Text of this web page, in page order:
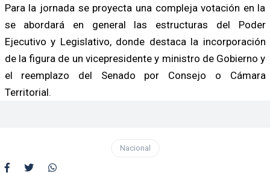
Para la jornada se proyecta una compleja votación en la
se abordará en general las estructuras del Poder
Ejecutivo y Legislativo, donde destaca la incorporación
de la figura de un vicepresidente y ministro de Gobierno y
el reemplazo del Senado por Consejo o Cámara
Territorial.
Nacional